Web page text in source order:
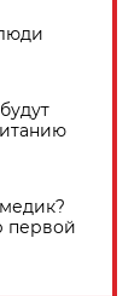
первой